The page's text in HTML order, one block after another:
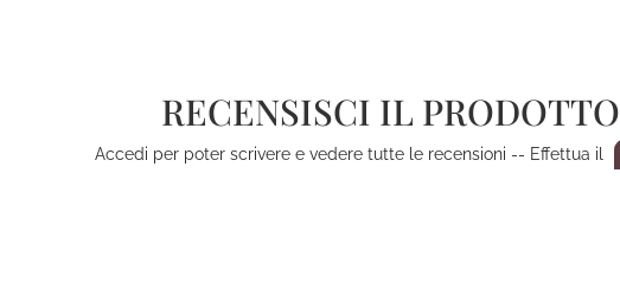
RECENSISCI IL PRODOTTO
Accedi per poter scrivere e vedere tutte le recensioni -- Effettua il